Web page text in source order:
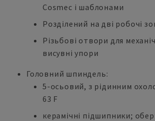
Cosmec і шаблонами
Розділений на дві робочі
Різьбові отвори для
висувні упори
Головний шпиндель:
5-осьовий, з рідинним
63 F
керамічні підшипники;